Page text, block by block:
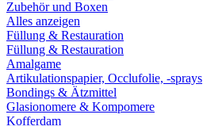
Zubehör und Boxen
Alles anzeigen
Füllung & Restauration
Füllung & Restauration
Amalgame
Artikulationspapier, Occlufolie, -sprays
Bondings & Ätzmittel
Glasionomere & Kompomere
Kofferdam